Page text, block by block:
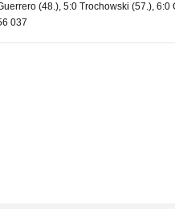
(48.), 5:0 Trochowski (57.), 6:0
037